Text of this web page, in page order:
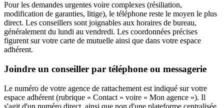
Pour les demandes urgentes voire complexes (résiliation,
modification de garanties, litige), le téléphone reste le moyen le plus
direct. Les conseillers sont joignables aux horaires de bureau,
généralement du lundi au vendredi. Les coordonnées précises
figurent sur votre carte de mutuelle ainsi que dans votre espace
adhérent.
Joindre un conseiller par téléphone ou messagerie
Le numéro de votre agence de rattachement est indiqué sur votre
espace adhérent (rubrique « Contact » voire « Mon agence »). Il
s'agit d'un numéro direct, ainsi que non d'une plateforme centralisée,